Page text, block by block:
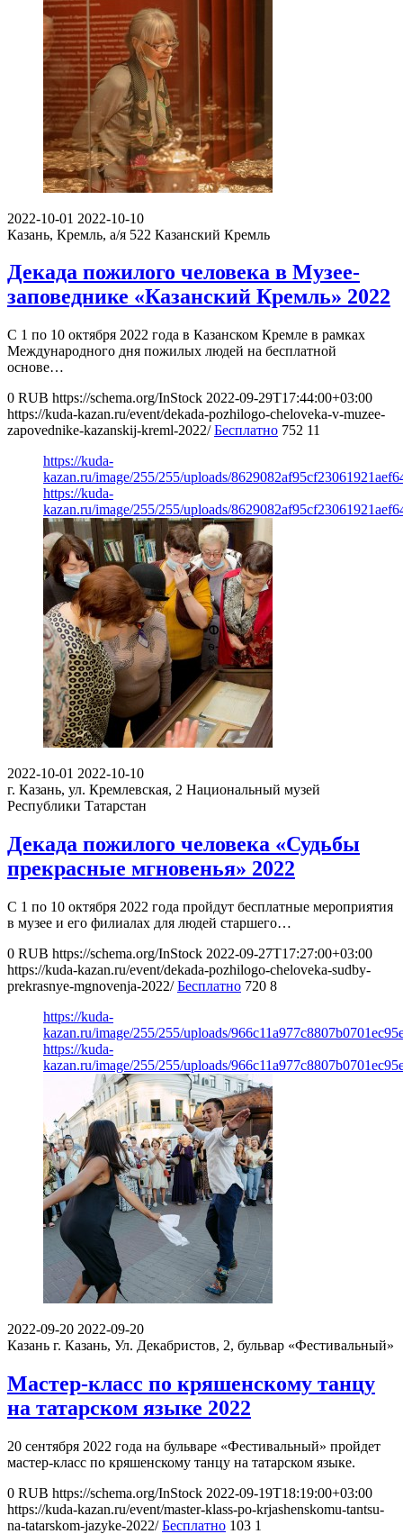
2022-10-01 2022-10-10
Казань, Кремль, а/я 522 Казанский Кремль
Декада пожилого человека в Музее-
заповеднике «Казанский Кремль» 2022
С 1 по 10 октября 2022 года в Казанском Кремле в рамках
Международного дня пожилых людей на бесплатной
основе…
0 RUB https://schema.org/InStock 2022-09-29T17:44:00+03:00
https://kuda-kazan.ru/event/dekada-pozhilogo-cheloveka-v-muzee-
zapovednike-kazanskij-kreml-2022/ Бесплатно 752 11
https://kuda-
kazan.ru/image/255/255/uploads/
https://kuda-
kazan.ru/image/255/255/uploads/
2022-10-01 2022-10-10
г. Казань, ул. Кремлевская, 2 Национальный музей
Республики Татарстан
Декада пожилого человека «Судьбы
прекрасные мгновенья» 2022
С 1 по 10 октября 2022 года пройдут бесплатные мероприятия
в музее и его филиалах для людей старшего…
0 RUB https://schema.org/InStock 2022-09-27T17:27:00+03:00
https://kuda-kazan.ru/event/dekada-pozhilogo-cheloveka-sudby-
prekrasnye-mgnovenja-2022/ Бесплатно 720 8
https://kuda-
kazan.ru/image/255/255/uploads/
https://kuda-
kazan.ru/image/255/255/uploads/
2022-09-20 2022-09-20
Казань г. Казань, Ул. Декабристов, 2, бульвар «Фестивальный»
Мастер-класс по кряшенскому танцу
на татарском языке 2022
20 сентября 2022 года на бульваре «Фестивальный» пройдет
мастер-класс по кряшенскому танцу на татарском языке.
0 RUB https://schema.org/InStock 2022-09-19T18:19:00+03:00
https://kuda-kazan.ru/event/master-klass-po-krjashenskomu-tantsu-
na-tatarskom-jazyke-2022/ Бесплатно 103 1